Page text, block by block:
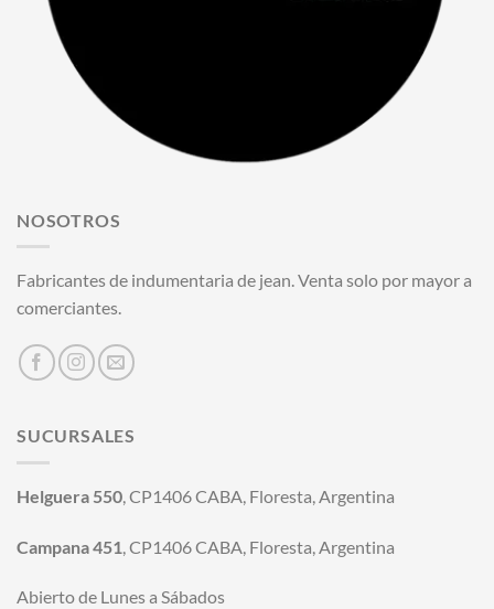
NOSOTROS
Fabricantes de indumentaria de jean. Venta solo por mayor a
comerciantes.
SUCURSALES
Helguera 550, CP1406 CABA, Floresta, Argentina
Campana 451 , CP1406 CABA, Floresta, Argentina
Abierto de Lunes a Sábados